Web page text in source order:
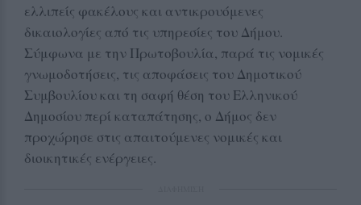
ελλιπείς φακέλους και αντικρουόμενες
δικαιολογίες από τις υπηρεσίες του Δήμου.
Σύμφωνα με την Πρωτοβουλία, παρά τις νομικές
γνωμοδοτήσεις, τις αποφάσεις του Δημοτικού
Συμβουλίου και τη σαφή θέση του Ελληνικού
Δημοσίου περί καταπάτησης, ο Δήμος δεν
προχώρησε στις απαιτούμενες νομικές και
διοικητικές ενέργειες.